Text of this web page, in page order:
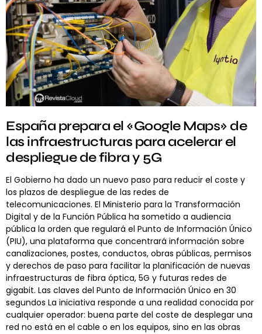
España prepara el «Google Maps» de
las infraestructuras para acelerar el
despliegue de fibra y 5G
El Gobierno ha dado un nuevo paso para reducir el coste y
los plazos de despliegue de las redes de
telecomunicaciones. El Ministerio para la Transformación
Digital y de la Función Pública ha sometido a audiencia
pública la orden que regulará el Punto de Información Único
(PIU), una plataforma que concentrará información sobre
canalizaciones, postes, conductos, obras públicas, permisos
y derechos de paso para facilitar la planificación de nuevas
infraestructuras de fibra óptica, 5G y futuras redes de
gigabit. Las claves del Punto de Información Único en 30
segundos La iniciativa responde a una realidad conocida por
cualquier operador: buena parte del coste de desplegar una
red no está en el cable o en los equipos, sino en las obras